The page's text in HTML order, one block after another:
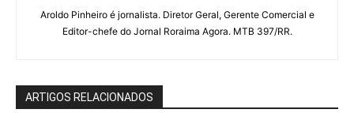
Aroldo Pinheiro é jornalista. Diretor Geral, Gerente Comercial e
Editor-chefe do Jornal Roraima Agora. MTB 397/RR.
ARTIGOS RELACIONADOS